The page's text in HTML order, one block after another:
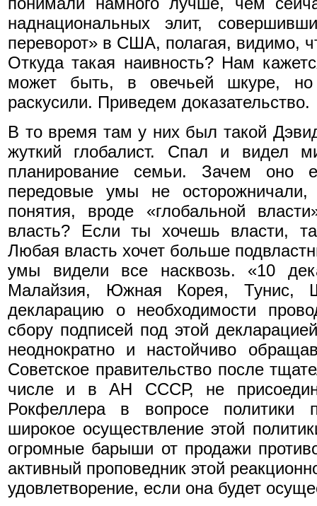
наднациональных элит,
переворот» в США, полагая, видимо,
Откуда такая наивность? Нам
может быть, в овечьей шкуре,
раскусили. Приведем доказательство.
В то время там у них был такой
жуткий глобалист. Спал и видел
планирование семьи. Зачем оно
передовые умы не
понятия, вроде «глобальной
власть? Если ты хочешь власти,
Любая власть хочет больше
умы видели все насквозь. «10
Малайзия, Южная Корея, Тунис,
декларацию о необходимости
сбору подписей под этой
неоднократно и настойчиво
Советское правительство после
числе и в АН СССР, не
Рокфеллера в вопросе политики
широкое осуществление этой
огромные барыши от продажи
активный проповедник этой
удовлетворение, если она будет